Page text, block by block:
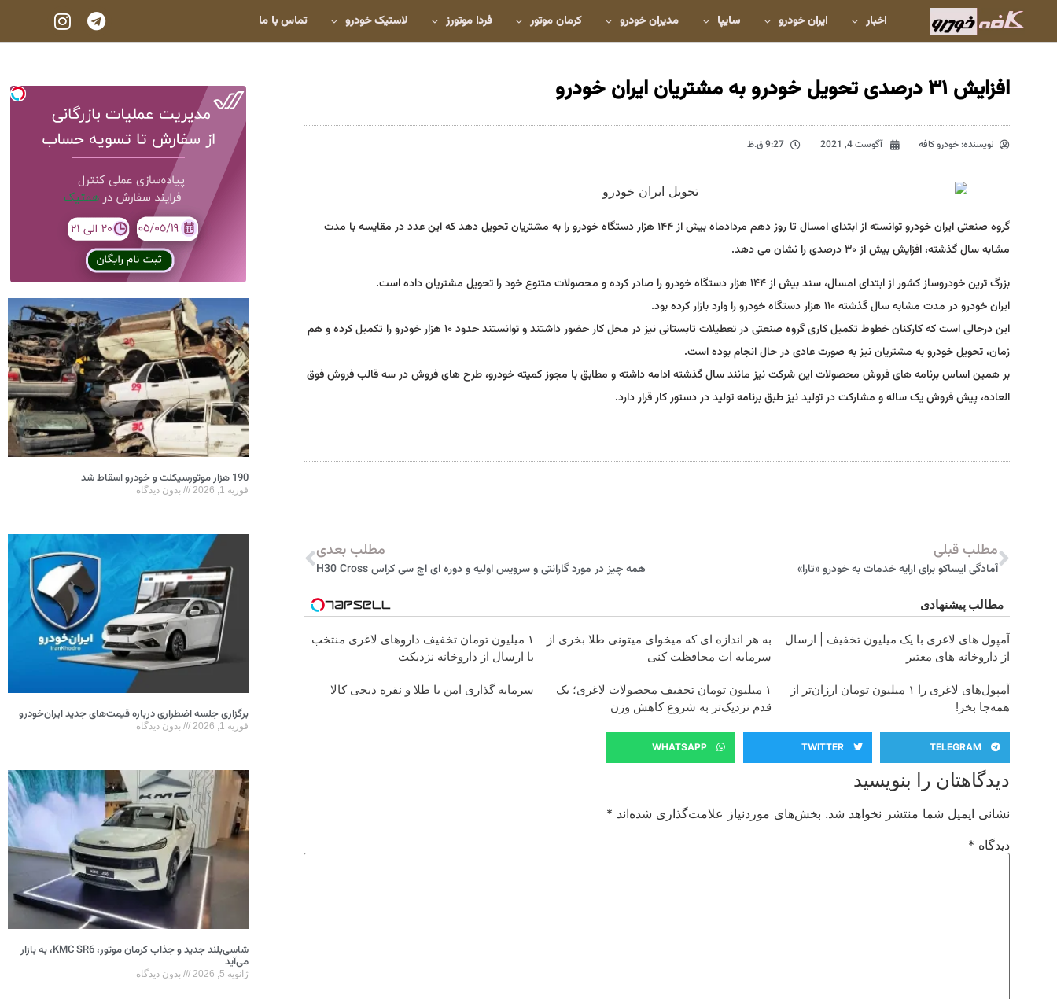
اخبار ایران خودرو سایپا مدیران خودرو کرمان موتور فردا موتورز لاستیک خودرو تماس با ما
افزایش ۳۱ درصدی تحویل خودرو به مشتریان ایران خودرو
نویسنده: خودرو کافه آگوست 4, 2021 9:27 ق.ظ
گروه صنعتی ایران خودرو توانسته از ابتدای امسال تا روز دهم مردادماه بیش از ۱۴۴ هزار دستگاه خودرو را به مشتریان تحویل دهد که این عدد در مقایسه با مدت
مشابه سال گذشته، افزایش بیش از ۳۰ درصدی را نشان می دهد.
بزرگ ترین خودروساز کشور از ابتدای امسال، سند بیش از ۱۴۴ هزار دستگاه خودرو را صادر کرده و محصولات متنوع خود را تحویل مشتریان داده است.
ایران خودرو در مدت مشابه سال گذشته ۱۱۰ هزار دستگاه خودرو را وارد بازار کرده بود.
این درحالی است که کارکنان خطوط تکمیل کاری گروه صنعتی در تعطیلات تابستانی نیز در محل کار حضور داشتند و توانستند حدود ۱۰ هزار خودرو را تکمیل کرده و هم
زمان، تحویل خودرو به مشتریان نیز به صورت عادی در حال انجام بوده است.
بر همین اساس برنامه های فروش محصولات این شرکت نیز مانند سال گذشته ادامه داشته و مطابق با مجوز کمیته خودرو، طرح های فروش در سه قالب فروش فوق
العاده، پیش فروش یک ساله و مشارکت در تولید نیز طبق برنامه تولید در دستور کار قرار دارد.
مطلب قبلی
آمادگی ایساکو برای ارایه خدمات به خودرو «تارا»
مطلب بعدی
همه چیز در مورد گارانتی و سرویس اولیه و دوره ای اچ سی کراس H30 Cross
مطالب پیشنهادی
آمپول های لاغری با یک میلیون تخفیف | ارسال
از داروخانه های معتبر
به هر اندازه ای که میخوای میتونی طلا بخری از
سرمایه ات محافظت کنی
۱ میلیون تومان تخفیف داروهای لاغری منتخب
با ارسال از داروخانه نزدیکت
آمپول‌های لاغری را ۱ میلیون تومان ارزان‌تر از
همه‌جا بخر!
۱ میلیون تومان تخفیف محصولات لاغری؛ یک
قدم نزدیک‌تر به شروع کاهش وزن
سرمایه گذاری امن با طلا و نقره دیجی کالا
TELEGRAM
TWITTER
WHATSAPP
دیدگاهتان را بنویسید
نشانی ایمیل شما منتشر نخواهد شد. بخش‌های موردنیاز علامت‌گذاری شده‌اند *
دیدگاه *
190 هزار موتورسیکلت و خودرو اسقاط شد
فوریه 1, 2026 بدون دیدگاه
برگزاری جلسه اضطراری درباره قیمت‌های جدید ایران‌خودرو
فوریه 1, 2026 بدون دیدگاه
شاسی‌بلند جدید و جذاب کرمان موتور، KMC SR6، به بازار
می‌آید
ژانویه 5, 2026 بدون دیدگاه